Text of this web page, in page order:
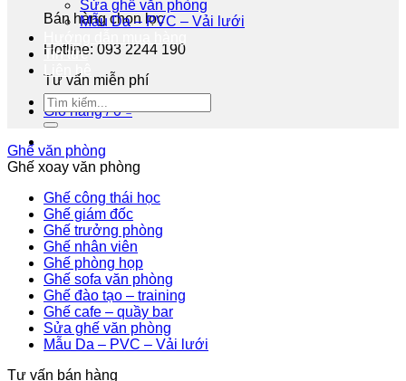
Bán hàng chọn lọc
Hotline: 093 2244 190
Tư vấn miễn phí
Giỏ hàng /0₫
Sửa ghế văn phòng
Mẫu Da – PVC – Vải lưới
Tin tức
Liên hệ
Ghế văn phòng
Ghế xoay văn phòng
Ghế công thái học
Ghế giám đốc
Ghế trưởng phòng
Ghế nhân viên
Ghế phòng họp
Ghế sofa văn phòng
Ghế đào tạo – training
Ghế cafe – quầy bar
Sửa ghế văn phòng
Mẫu Da – PVC – Vải lưới
Tư vấn bán hàng